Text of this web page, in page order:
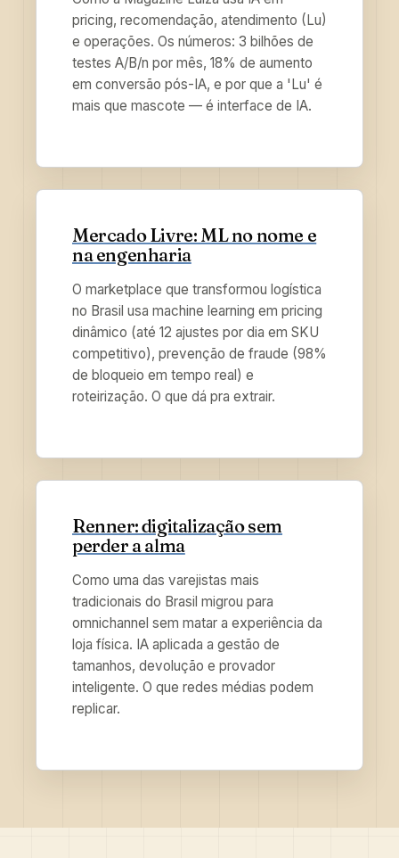
pricing, recomendação, atendimento (Lu)
e operações. Os números: 3 bilhões de
testes A/B/n por mês, 18% de aumento
em conversão pós-IA, e por que a 'Lu' é
mais que mascote — é interface de IA.
Mercado Livre: ML no nome e
na engenharia
O marketplace que transformou logística
no Brasil usa machine learning em pricing
dinâmico (até 12 ajustes por dia em SKU
competitivo), prevenção de fraude (98%
de bloqueio em tempo real) e
roteirização. O que dá pra extrair.
Renner: digitalização sem
perder a alma
Como uma das varejistas mais
tradicionais do Brasil migrou para
omnichannel sem matar a experiência da
loja física. IA aplicada a gestão de
tamanhos, devolução e provador
inteligente. O que redes médias podem
replicar.